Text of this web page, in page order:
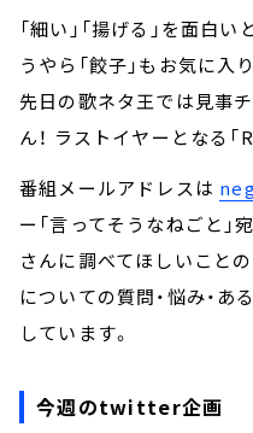
「細い」「揚げる」を面白
うやら「餃子」もお気に入
先日の歌ネタ王では見事
ん！ ラストイヤーとなる「
番組メールアドレスは
ー「言ってそうなねごと」
さんに調べてほしいこと
についての質問・悩み・あ
しています。
今週のtwitter企画